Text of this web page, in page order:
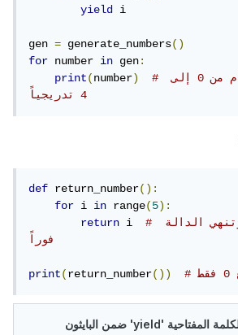
yield i
gen = generate_numbers()
for number in gen:
print(number)
# ستتم طباعة الأرقام من 0 إلى
4 تدريجياً
def return_number():
for i in range(5):
return i # ستعيد القيمة 0 وتنهي الدالة
فوراً
print(return_number())